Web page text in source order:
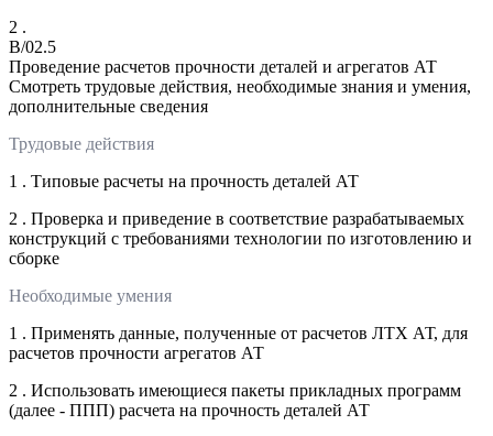
2 .
B/02.5
Проведение расчетов прочности деталей и агрегатов АТ
Смотреть трудовые действия, необходимые знания и умения,
дополнительные сведения
Трудовые действия
1 . Типовые расчеты на прочность деталей АТ
2 . Проверка и приведение в соответствие разрабатываемых
конструкций с требованиями технологии по изготовлению и
сборке
Необходимые умения
1 . Применять данные, полученные от расчетов ЛТХ АТ, для
расчетов прочности агрегатов АТ
2 . Использовать имеющиеся пакеты прикладных программ
(далее - ППП) расчета на прочность деталей АТ